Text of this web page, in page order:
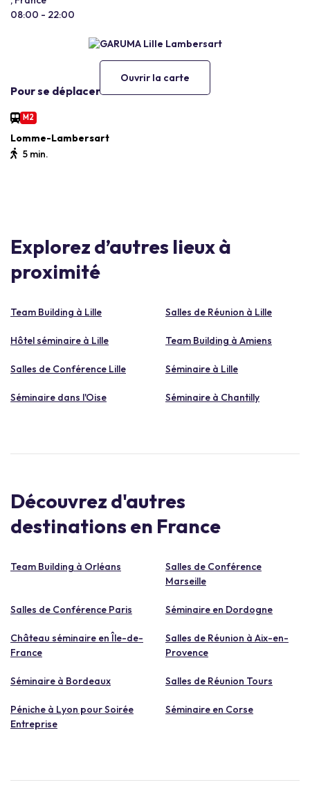
08:00 - 22:00
Ouvrir la carte
Pour se déplacer
M2
Lomme-Lambersart
5 min.
Explorez d’autres lieux à
proximité
Team Building à Lille Salles de Réunion à Lille
Hôtel séminaire à Lille Team Building à Amiens
Salles de Conférence Lille Séminaire à Lille
Séminaire dans l'Oise Séminaire à Chantilly
Découvrez d'autres
destinations en France
Team Building à Orléans
Salles de Conférence
Marseille
Salles de Conférence Paris Séminaire en Dordogne
Château séminaire en Île-de-
France
Salles de Réunion à Aix-en-
Provence
Séminaire à Bordeaux Salles de Réunion Tours
Péniche à Lyon pour Soirée
Entreprise
Séminaire en Corse